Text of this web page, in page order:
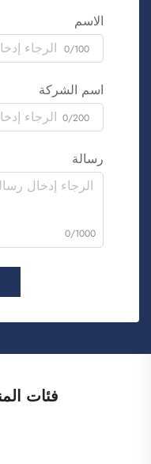
الاسم
0/100
اسم الشركة
0/200
رسالة
0/1000
فئات